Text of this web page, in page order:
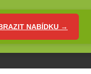
NABÍDKU →